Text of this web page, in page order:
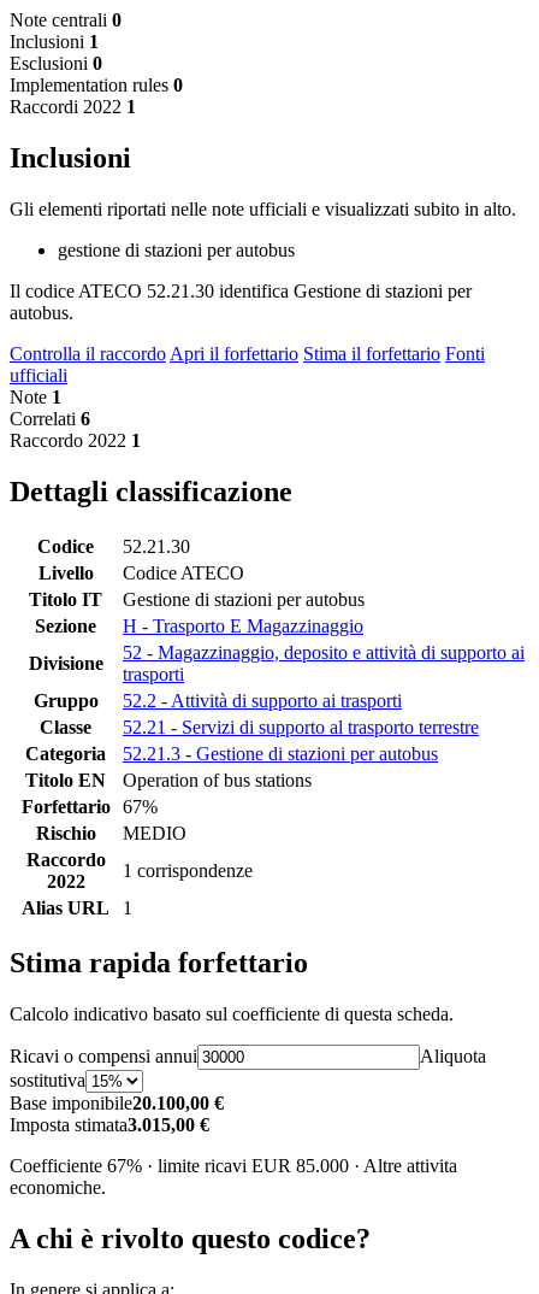
Note centrali 0
Inclusioni 1
Esclusioni 0
Implementation rules 0
Raccordi 2022 1
Inclusioni
Gli elementi riportati nelle note ufficiali e visualizzati subito in alto.
gestione di stazioni per autobus
Il codice ATECO 52.21.30 identifica Gestione di stazioni per
autobus.
Controlla il raccordo Apri il forfettario Stima il forfettario Fonti
ufficiali
Note 1
Correlati 6
Raccordo 2022 1
Dettagli classificazione
Codice
52.21.30
Livello
Codice ATECO
Titolo IT
Gestione di stazioni per autobus
Sezione
H - Trasporto E Magazzinaggio
Divisione
52 - Magazzinaggio, deposito e attività di supporto ai
trasporti
Gruppo
52.2 - Attività di supporto ai trasporti
Classe
52.21 - Servizi di supporto al trasporto terrestre
Categoria
52.21.3 - Gestione di stazioni per autobus
Titolo EN
Operation of bus stations
Forfettario
67%
Rischio
MEDIO
Raccordo
2022
1 corrispondenze
Alias URL
1
Stima rapida forfettario
Calcolo indicativo basato sul coefficiente di questa scheda.
Ricavi o compensi annui
Aliquota
sostitutiva
Base imponibile20.100,00 €
Imposta stimata3.015,00 €
Coefficiente 67% · limite ricavi EUR 85.000 · Altre attivita
economiche.
A chi è rivolto questo codice?
In genere si applica a: